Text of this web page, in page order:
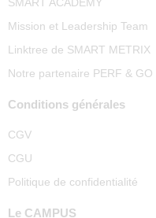
SMART ACADEMY
Mission et Leadership Team
Linktree de SMART METRIX
Notre partenaire PERF & GO
Conditions générales
CGV
CGU
Politique de confidentialité
Le CAMPUS